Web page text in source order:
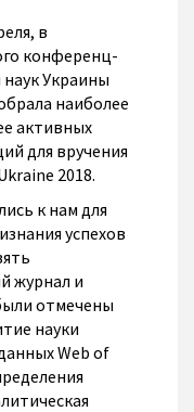
в
конференц-
Украины
наиболее
активных
для вручения
2018.
к нам для
успехов
журнал и
отмечены
науки
Web of